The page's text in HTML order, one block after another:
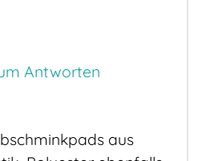
Antworten
aus